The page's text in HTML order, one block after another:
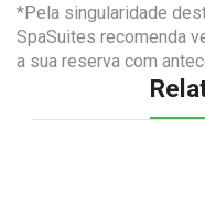
*Pela singularidade
SpaSuites recomenda
a sua reserva com